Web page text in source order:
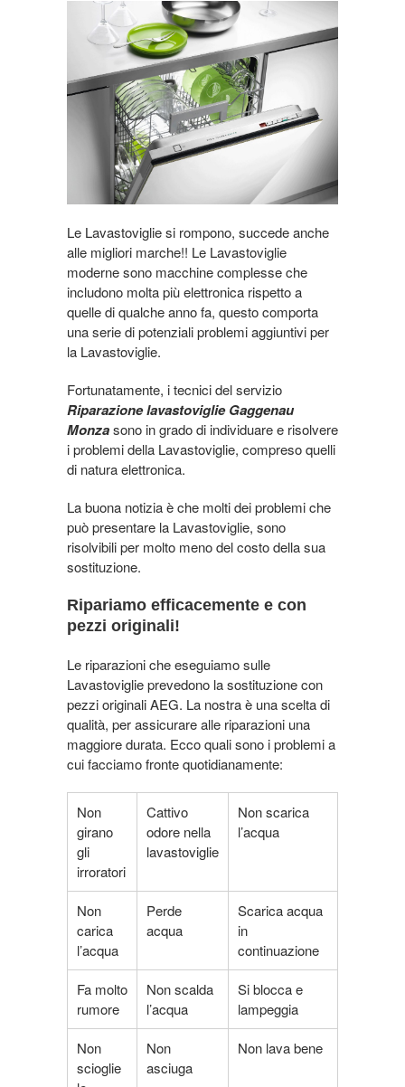
Le Lavastoviglie si rompono, succede anche
alle migliori marche!! Le Lavastoviglie
moderne sono macchine complesse che
includono molta più elettronica rispetto a
quelle di qualche anno fa, questo comporta
una serie di potenziali problemi aggiuntivi per
la Lavastoviglie.
Fortunatamente, i tecnici del servizio
Riparazione lavastoviglie Gaggenau
Monzasono in grado di individuare e risolvere
i problemi della Lavastoviglie, compreso quelli
di natura elettronica.
La buona notizia è che molti dei problemi che
può presentare la Lavastoviglie, sono
risolvibili per molto meno del costo della sua
sostituzione.
Ripariamo efficacemente e con
pezzi originali!
Le riparazioni che eseguiamo sulle
Lavastoviglie prevedono la sostituzione con
pezzi originali AEG. La nostra è una scelta di
qualità, per assicurare alle riparazioni una
maggiore durata. Ecco quali sono i problemi a
cui facciamo fronte quotidianamente:
Non
girano
gli
irroratori
Cattivo
odore nella
lavastoviglie
Non scarica
l’acqua
Non
carica
l’acqua
Perde
acqua
Scarica acqua
in
continuazione
Fa molto
rumore
Non scalda
l’acqua
Si blocca e
lampeggia
Non
scioglie
Non
asciuga
Non lava bene